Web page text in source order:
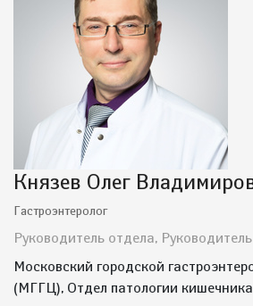
Князев Олег
Гастроэнтеролог
Руководитель отдела,
Московский городской
(МГГЦ), Отдел патологии кишечника